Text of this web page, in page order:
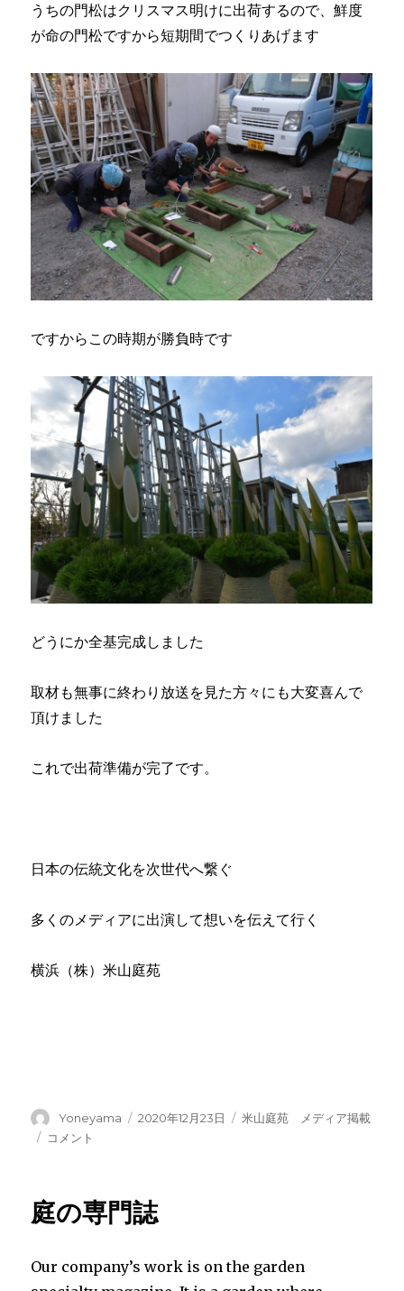
うちの門松はクリスマス明けに出荷するので、鮮度
が命の門松ですから短期間でつくりあげます
ですからこの時期が勝負時です
どうにか全基完成しました
取材も無事に終わり放送を見た方々にも大変喜んで
頂けました
これで出荷準備が完了です。
日本の伝統文化を次世代へ繋ぐ
多くのメディアに出演して想いを伝えて行く
横浜（株）米山庭苑
投
稿
Yoneyama
投
2020年12月23日
カ
米山庭苑 メディア掲載
門
風
日
本
コメント
庭の専門誌
Our company’s work is on the garden